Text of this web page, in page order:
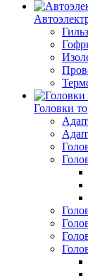
Головки